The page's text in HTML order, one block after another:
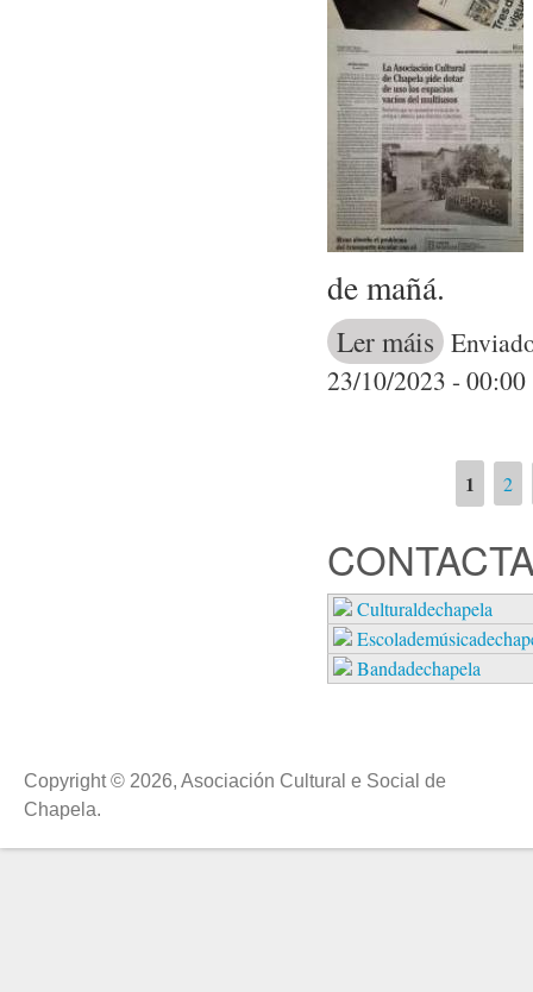
de mañá.
Ler máis acerca de A
entre outras
23/10/2023 - 00:00
1 2
Culturaldechapela
Bandadechapela
Copyright © 2026, Asociación Cultural e Social de
Chapela.